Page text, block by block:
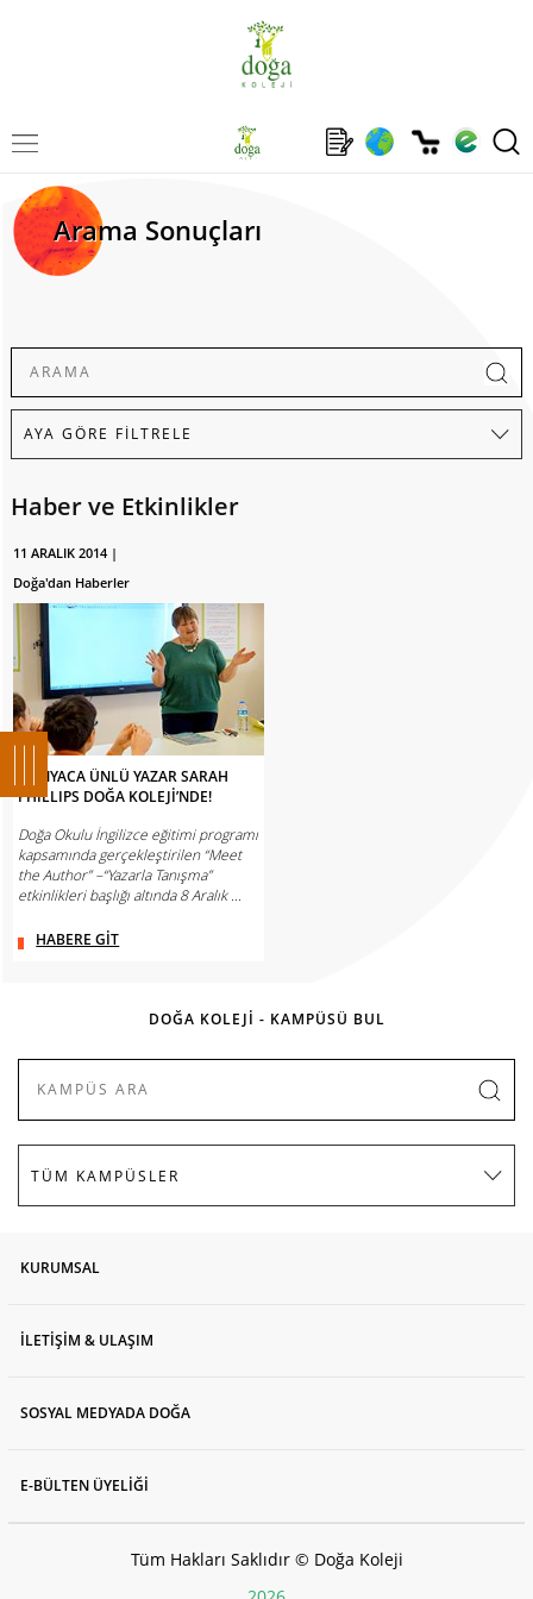
Arama Sonuçları
Haber ve Etkinlikler
11 ARALIK 2014 |
Doğa'dan Haberler
DÜNYACA ÜNLÜ YAZAR SARAH
PHILLIPS DOĞA KOLEJİ’NDE!
Doğa Okulu İngilizce eğitimi programı
kapsamında gerçekleştirilen “Meet
the Author” –“Yazarla Tanışma”
etkinlikleri başlığı altında 8 Aralık ...
HABERE GİT
DOĞA KOLEJİ - KAMPÜSÜ BUL
KURUMSAL
İLETİŞİM & ULAŞIM
SOSYAL MEDYADA DOĞA
E-BÜLTEN ÜYELİĞİ
Tüm Hakları Saklıdır © Doğa Koleji